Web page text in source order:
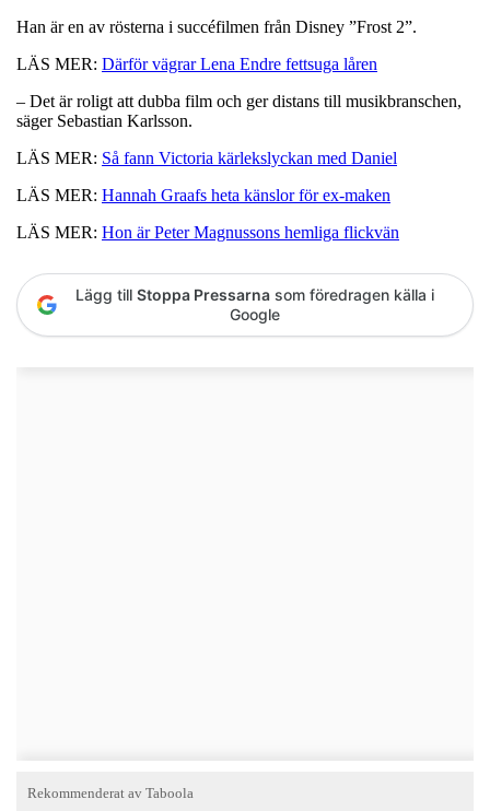
Han är en av rösterna i succéfilmen från Disney ”Frost 2”.
LÄS MER: Därför vägrar Lena Endre fettsuga låren
– Det är roligt att dubba film och ger distans till musikbranschen,
säger Sebastian Karlsson.
LÄS MER: Så fann Victoria kärlekslyckan med Daniel
LÄS MER: Hannah Graafs heta känslor för ex-maken
LÄS MER: Hon är Peter Magnussons hemliga flickvän
Lägg till Stoppa Pressarna som föredragen källa i
Google